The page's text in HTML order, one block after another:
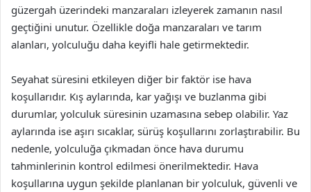
güzergah üzerindeki manzaraları izleyerek zamanın nasıl
geçtiğini unutur. Özellikle doğa manzaraları ve tarım
alanları, yolculuğu daha keyifli hale getirmektedir.
Seyahat süresini etkileyen diğer bir faktör ise hava
koşullarıdır. Kış aylarında, kar yağışı ve buzlanma gibi
durumlar, yolculuk süresinin uzamasına sebep olabilir. Yaz
aylarında ise aşırı sıcaklar, sürüş koşullarını zorlaştırabilir. Bu
nedenle, yolculuğa çıkmadan önce hava durumu
tahminlerinin kontrol edilmesi önerilmektedir. Hava
koşullarına uygun şekilde planlanan bir yolculuk, güvenli ve